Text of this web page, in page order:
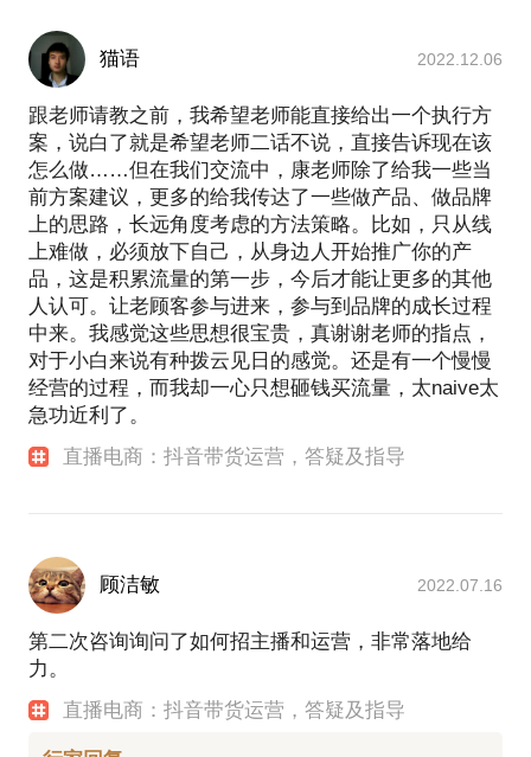
猫语 2022.12.06
跟老师请教之前，我希望老师能直接给出一个执行方
案，说白了就是希望老师二话不说，直接告诉现在该
怎么做……但在我们交流中，康老师除了给我一些当
前方案建议，更多的给我传达了一些做产品、做品牌
上的思路，长远角度考虑的方法策略。比如，只从线
上难做，必须放下自己，从身边人开始推广你的产
品，这是积累流量的第一步，今后才能让更多的其他
人认可。让老顾客参与进来，参与到品牌的成长过程
中来。我感觉这些思想很宝贵，真谢谢老师的指点，
对于小白来说有种拨云见日的感觉。还是有一个慢慢
经营的过程，而我却一心只想砸钱买流量，太naive太
急功近利了。
直播电商：抖音带货运营，答疑及指导
顾洁敏 2022.07.16
第二次咨询询问了如何招主播和运营，非常落地给
力。
直播电商：抖音带货运营，答疑及指导